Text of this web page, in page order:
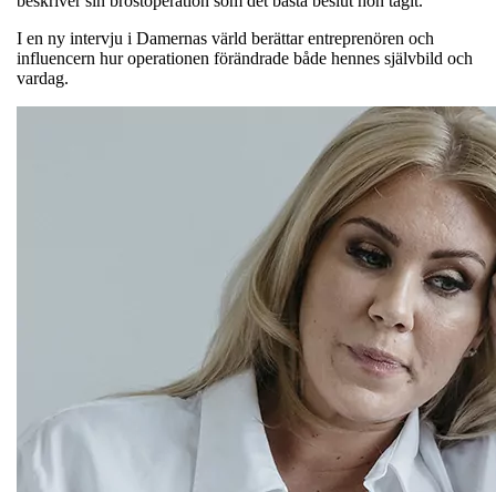
I en ny intervju i Damernas värld berättar entreprenören och
influencern hur operationen förändrade både hennes självbild och
vardag.